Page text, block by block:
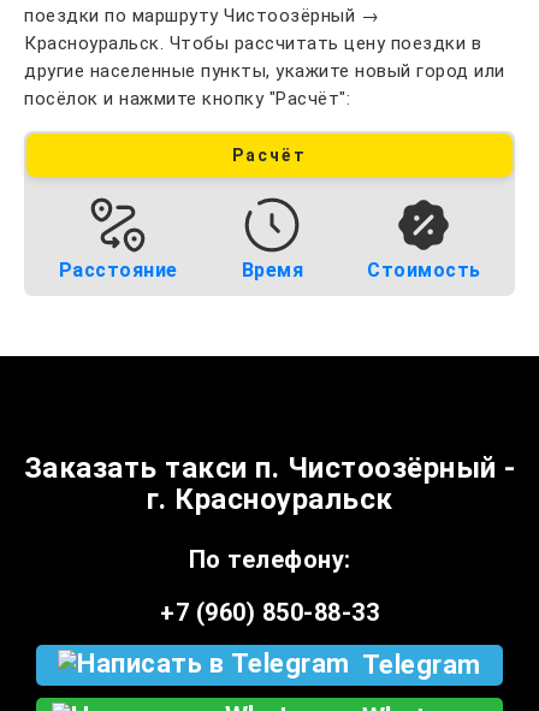
поездки по маршруту Чистоозёрный →
Красноуральск. Чтобы рассчитать цену поездки в
другие населенные пункты, укажите новый город или
посёлок и нажмите кнопку "Расчёт":
Расчёт
Расстояние Время Стоимость
Заказать такси п. Чистоозёрный -
г. Красноуральск
По телефону:
+7 (960) 850-88-33
Telegram